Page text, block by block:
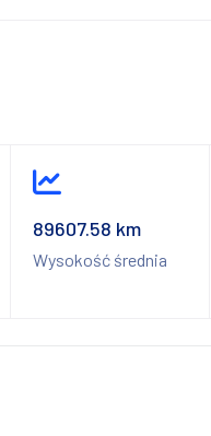
89607.58 km
Wysokość średnia